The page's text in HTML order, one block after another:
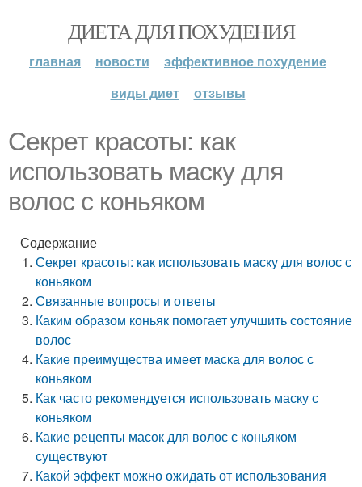
ДИЕТА ДЛЯ ПОХУДЕНИЯ
главная новости
эффективное похудение
виды диет
отзывы
Секрет красоты: как
использовать маску для
волос с коньяком
Содержание
Секрет красоты: как использовать маску для волос с
коньяком
Связанные вопросы и ответы
Каким образом коньяк помогает улучшить состояние
волос
Какие преимущества имеет маска для волос с
коньяком
Как часто рекомендуется использовать маску с
коньяком
Какие рецепты масок для волос с коньяком
существуют
Какой эффект можно ожидать от использования